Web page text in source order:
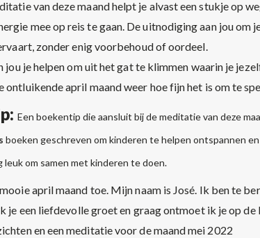
van deze maand helpt je alvast een stukje op
mee op reis te gaan. De uitnodiging aan jou om
zonder enig voorbehoud of oordeel.
jou je helpen om uit het gat te klimmen waarin je
ontluikende april maand weer hoe fijn het is om te
Een boekentip die aansluit bij de meditatie van deze
boeken geschreven om kinderen te helpen ontspannen
leuk om samen met kinderen te doen.
april maand toe. Mijn naam is José. Ik ben te
je een liefdevolle groet en graag ontmoet ik je op
en een meditatie voor de maand mei 2022